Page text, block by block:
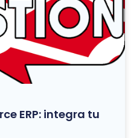
ERP: integra tu